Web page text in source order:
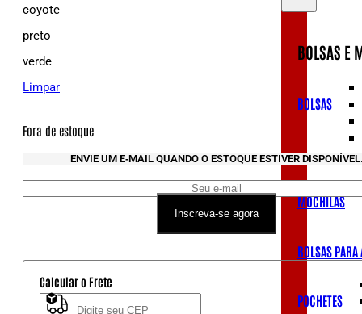
BOLSAS E
BOLSAS
MOCHILAS
BOLSAS
POCHETES
coyote
preto
verde
Limpar
Fora de estoque
ENVIE UM E‑MAIL QUANDO O ESTOQUE ESTIVER
Inscreva‑se agora
Calcular o Frete